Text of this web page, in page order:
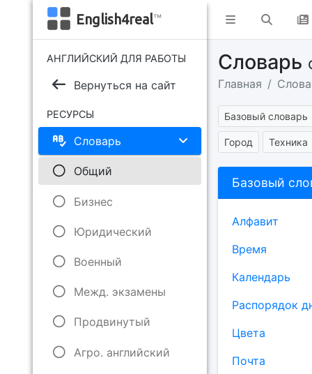
English4real™
АНГЛИЙСКИЙ ДЛЯ РАБОТЫ
Вернуться на сайт
РЕСУРСЫ
Словарь
Общий
Бизнес
Юридический
Военный
Межд. экзамены
Продвинутый
Агро. английский
Словарь
Главная
Базовый словарь
Город Техника
Базовый
Алфавит
Время
Календарь
Распорядок
Цвета
Почта